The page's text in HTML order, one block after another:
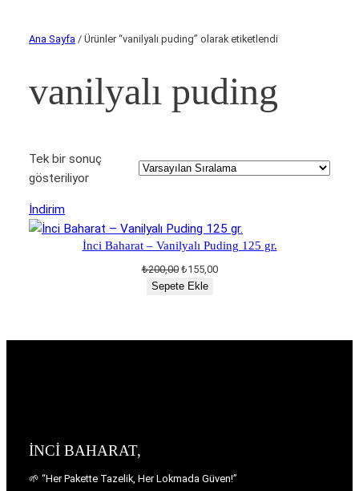
Ana Sayfa / Ürünler “vanilyalı puding” olarak etiketlendi
vanilyalı puding
Tek bir sonuç
gösteriliyor
İndirimİndirimdeki
ürün
İnci Baharat – Vanilyalı Puding 125 gr.
₺200,00 Orijinal
fiyat:
₺155,00Şu
Sepete Ekle
İNCİ BAHARAT,
🌱 “Her Pakette Tazelik, Her Lokmada Güven!”